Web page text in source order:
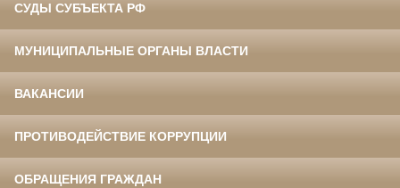
СУДЫ СУБЪЕКТА РФ
МУНИЦИПАЛЬНЫЕ ОРГАНЫ ВЛАСТИ
ВАКАНСИИ
ПРОТИВОДЕЙСТВИЕ КОРРУПЦИИ
ОБРАЩЕНИЯ ГРАЖДАН